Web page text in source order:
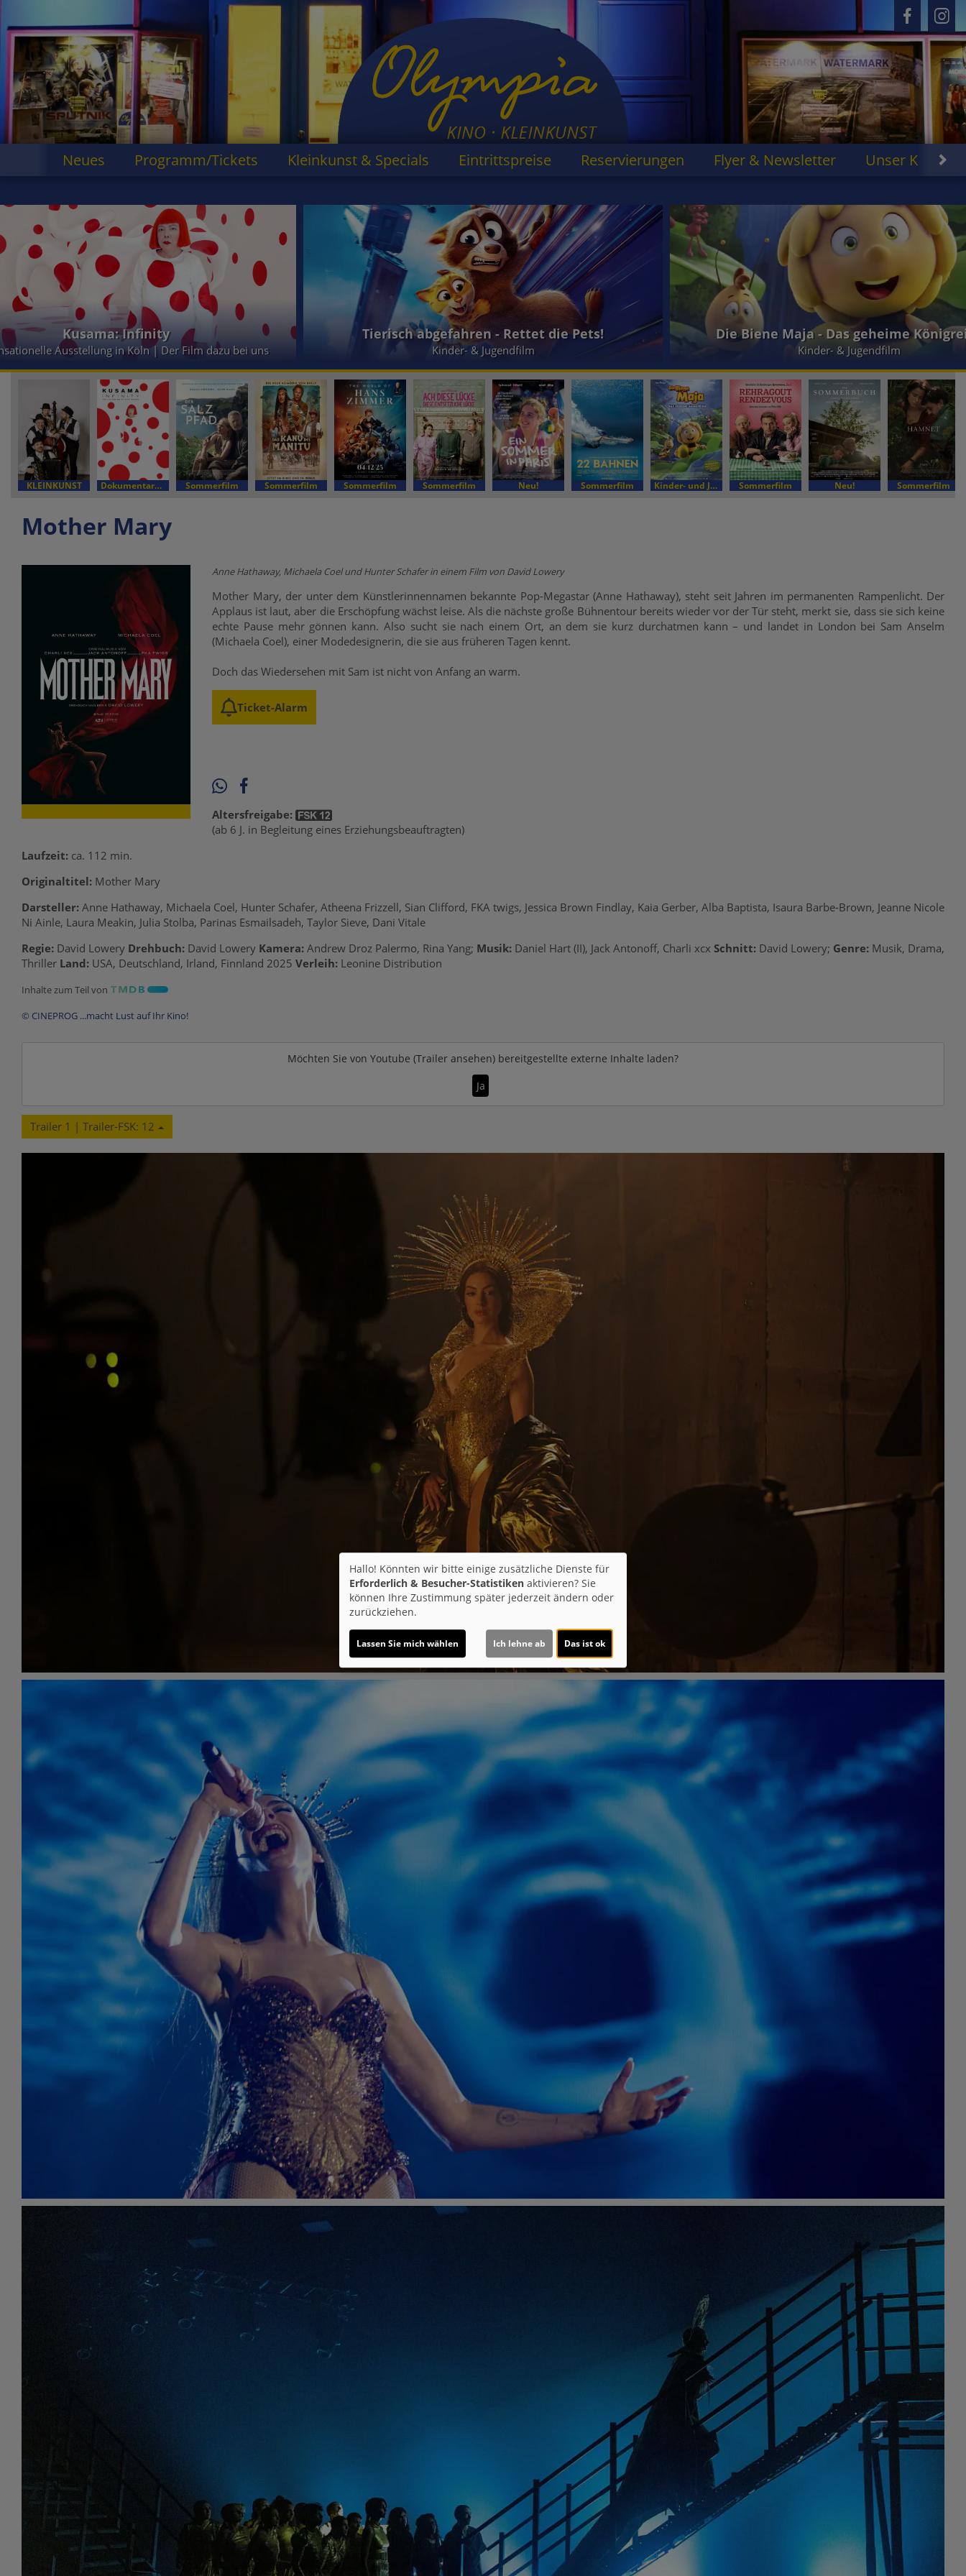
Neues Programm/Tickets Kleinkunst & Specials Eintrittspreise Reservierungen Flyer & Newsletter Unser Kino
abgefahren - Rettet die Pets!
Kinder- & Jugendfilm
Die Biene Maja - Das geheime Königreich
Kinder- & Jugendfilm Ein Sommer in Paris
KLEINKUNST Dokumentarfilm Sommerfilm Sommerfilm Sommerfilm Sommerfilm Neu! Sommerfilm Kinder- und Jugendfilm Sommerfilm Neu! Sommerfilm
Mother Mary
Anne Hathaway, Michaela Coel und Hunter Schafer in einem Film von David Lowery
Mother Mary, der unter dem Künstlerinnennamen bekannte Pop-Megastar (Anne Hathaway), steht seit Jahren im permanenten Rampenlicht. Der
Applaus ist laut, aber die Erschöpfung wächst leise. Als die nächste große Bühnentour bereits wieder vor der Tür steht, merkt sie, dass sie sich keine
echte Pause mehr gönnen kann. Also sucht sie nach einem Ort, an dem sie kurz durchatmen kann – und landet in London bei Sam Anselm
(Michaela Coel), einer Modedesignerin, die sie aus früheren Tagen kennt.
Doch das Wiedersehen mit Sam ist nicht von Anfang an warm.
Ticket-Alarm
Altersfreigabe:
(ab 6 J. in Begleitung eines Erziehungsbeauftragten)
Laufzeit: ca. 112 min.
Originaltitel: Mother Mary
Darsteller: Anne Hathaway, Michaela Coel, Hunter Schafer, Atheena Frizzell, Sian Clifford, FKA twigs, Jessica Brown Findlay, Kaia Gerber, Alba Baptista, Isaura Barbe-Brown, Jeanne Nicole
Ni Ainle, Laura Meakin, Julia Stolba, Parinas Esmailsadeh, Taylor Sieve, Dani Vitale
Regie: David Lowery Drehbuch: David Lowery Kamera: Andrew Droz Palermo, Rina Yang; Musik: Daniel Hart (II), Jack Antonoff, Charli xcx Schnitt: David Lowery; Genre: Musik, Drama,
Thriller Land: USA, Deutschland, Irland, Finnland 2025 Verleih: Leonine Distribution
Inhalte zum Teil von
© CINEPROG ...macht Lust auf Ihr Kino!
Möchten Sie von Youtube (Trailer ansehen) bereitgestellte externe Inhalte laden?
Ja
Trailer 1 | Trailer-FSK: 12
Hallo! Könnten wir bitte einige zusätzliche Dienste für
Erforderlich & Besucher-Statistiken aktivieren? Sie
können Ihre Zustimmung später jederzeit ändern oder
zurückziehen.
Lassen Sie mich wählen Ich lehne ab Das ist ok